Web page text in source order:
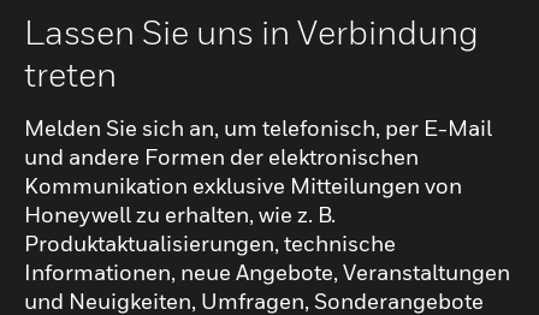
Lassen Sie uns in Verbindung
treten
Melden Sie sich an, um telefonisch, per E-Mail
und andere Formen der elektronischen
Kommunikation exklusive Mitteilungen von
Honeywell zu erhalten, wie z. B.
Produktaktualisierungen, technische
Informationen, neue Angebote, Veranstaltungen
und Neuigkeiten, Umfragen, Sonderangebote